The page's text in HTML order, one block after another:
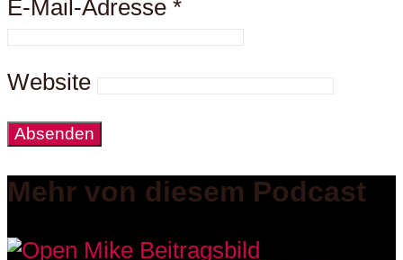
E-Mail-Adresse *
Website
Mehr von diesem Podcast